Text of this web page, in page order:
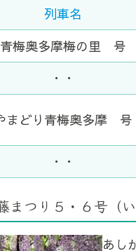
列車名
青梅奥多摩梅の里 号
・・
まどり青梅奥多摩 号
・・
まつり５・６号（い
あし